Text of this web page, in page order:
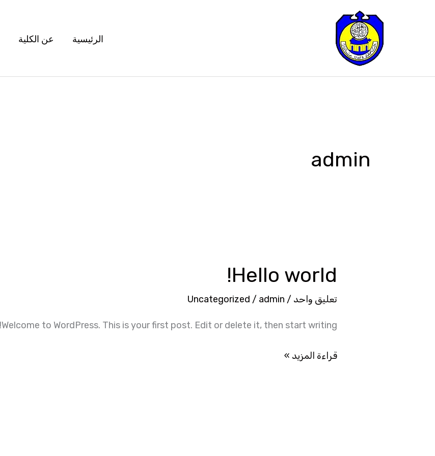
الرئيسية عن الكلية
admin
Hello world!
تعليق واحد /
Uncategorized / admin
Welcome to WordPress. This is your first post. Edit or delete it, then start writing!
Hello
قراءة المزيد »